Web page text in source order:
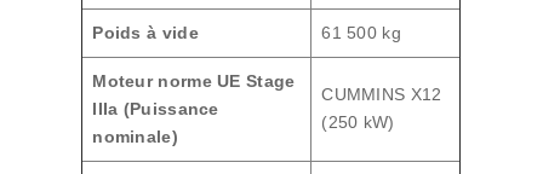
Poids à vide 61 500 kg
Moteur norme UE Stage
IIIa (Puissance
nominale)
CUMMINS X12
(250 kW)